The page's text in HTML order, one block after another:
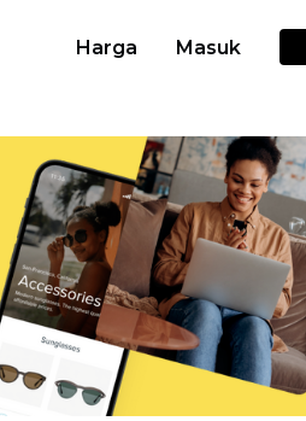
Harga Masuk